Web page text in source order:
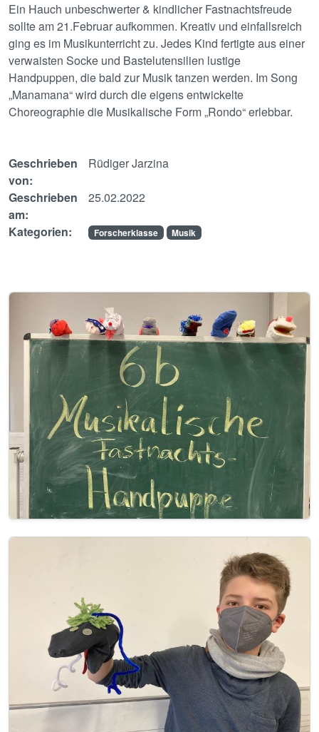
Ein Hauch unbeschwerter & kindlicher Fastnachtsfreude
sollte am 21.Februar aufkommen. Kreativ und einfallsreich
ging es im Musikunterricht zu. Jedes Kind fertigte aus einer
verwaisten Socke und Bastelutensilien lustige
Handpuppen, die bald zur Musik tanzen werden. Im Song
„Manamana“ wird durch die eigens entwickelte
Choreographie die Musikalische Form „Rondo“ erlebbar.
Geschrieben
von:
Rüdiger Jarzina
Geschrieben
am:
25.02.2022
Kategorien: Forscherklasse Musik
Image
Image